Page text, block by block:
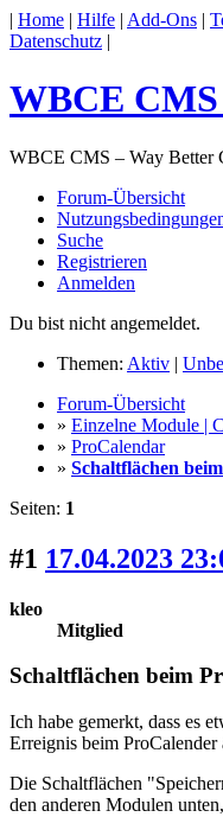
| Home | Hilfe | Add-Ons |
Datenschutz |
WBCE
WBCE CMS – Way Better
Forum-Übersicht
Suche
Registrieren
Anmelden
Du bist nicht angemeldet.
Themen: Aktiv |
Forum-Übersicht
» Einzelne Module |
» ProCalendar
» Schaltflächen
Seiten: 1
#1 17.04.2023
kleo
Mitglied
Schaltflächen beim
Ich habe gemerkt, dass es
Erreignis beim
Die Schaltflächen
den anderen Modulen